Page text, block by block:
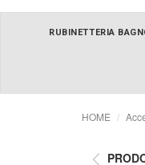
RUBINETTERIA
HOME